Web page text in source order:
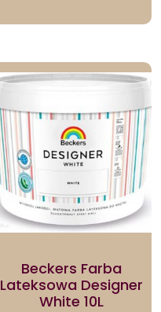
Beckers Farba
Lateksowa Designer
White 10L